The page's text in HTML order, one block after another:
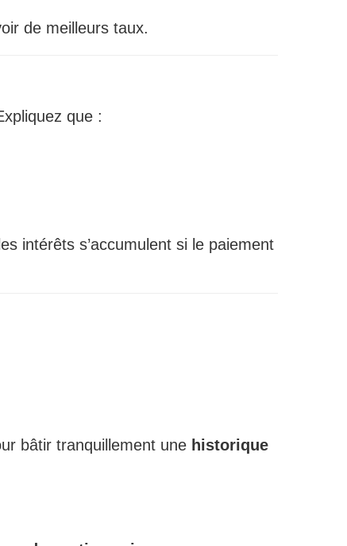
de meilleurs taux.
que :
intérêts s’accumulent si le paiement
bâtir tranquillement une historique